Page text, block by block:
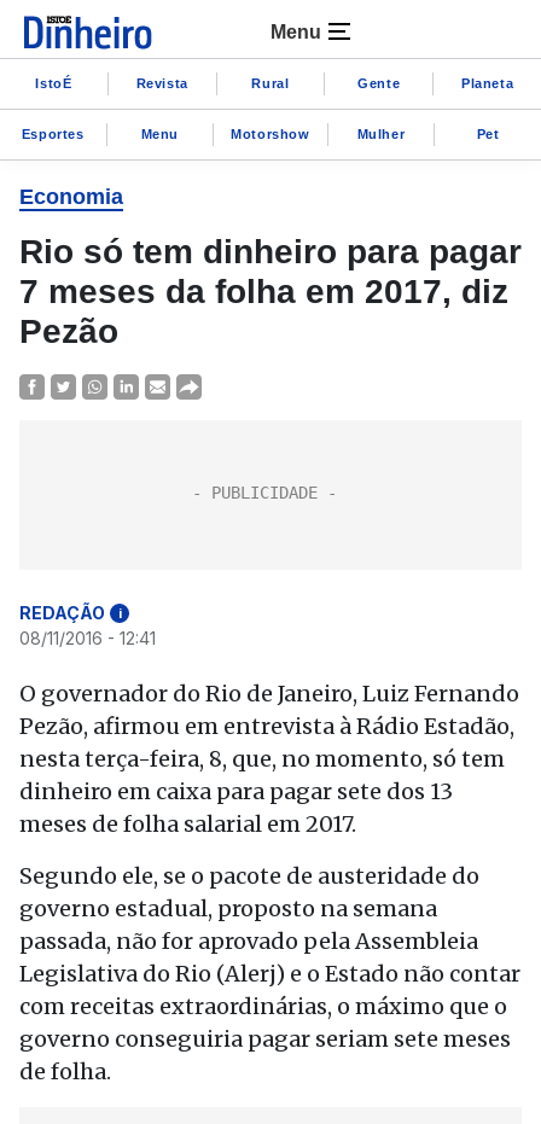
Menu
IstoÉ Revista Rural Gente Planeta
Esportes Menu Motorshow Mulher Pet
Economia
Rio só tem dinheiro para pagar
7 meses da folha em 2017, diz
Pezão
REDAÇÃO i
08/11/2016 - 12:41
O governador do Rio de Janeiro, Luiz Fernando
Pezão, afirmou em entrevista à Rádio Estadão,
nesta terça-feira, 8, que, no momento, só tem
dinheiro em caixa para pagar sete dos 13
meses de folha salarial em 2017.
Segundo ele, se o pacote de austeridade do
governo estadual, proposto na semana
passada, não for aprovado pela Assembleia
Legislativa do Rio (Alerj) e o Estado não contar
com receitas extraordinárias, o máximo que o
governo conseguiria pagar seriam sete meses
de folha.